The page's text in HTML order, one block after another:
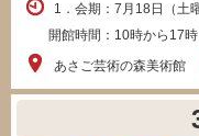
1．会期：7月18日（土
開館時間：10時から17時
あさご芸術の森美術館